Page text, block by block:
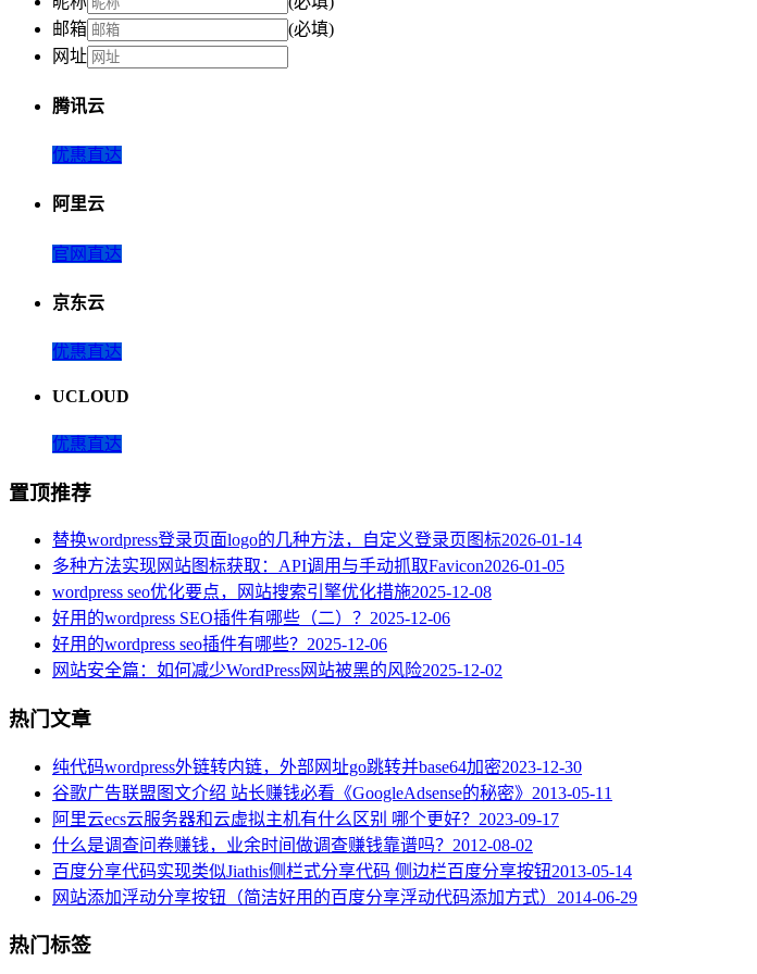
邮箱
(必填)
网址
腾讯云
优惠直达
阿里云
官网直达
京东云
优惠直达
UCLOUD
优惠直达
置顶推荐
替换wordpress登录页面logo的几种方法，自定义登录页图标2026-01-14
多种方法实现网站图标获取：API调用与手动抓取Favicon2026-01-05
wordpress seo优化要点，网站搜索引擎优化措施2025-12-08
好用的wordpress SEO插件有哪些（二）？ 2025-12-06
好用的wordpress seo插件有哪些？ 2025-12-06
网站安全篇：如何减少WordPress网站被黑的风险2025-12-02
热门文章
纯代码wordpress外链转内链，外部网址go跳转并base64加密2023-12-30
谷歌广告联盟图文介绍 站长赚钱必看《GoogleAdsense的秘密》 2013-05-11
阿里云ecs云服务器和云虚拟主机有什么区别 哪个更好？ 2023-09-17
什么是调查问卷赚钱，业余时间做调查赚钱靠谱吗？ 2012-08-02
百度分享代码实现类似Jiathis侧栏式分享代码 侧边栏百度分享按钮2013-05-14
网站添加浮动分享按钮（简洁好用的百度分享浮动代码添加方式） 2014-06-29
热门标签